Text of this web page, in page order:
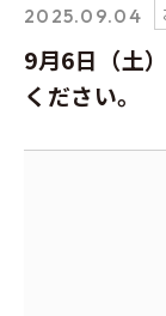
2025.09.04
9月6日（土
ください。